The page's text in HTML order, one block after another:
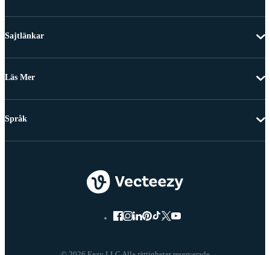
Sajtlänkar
Läs Mer
Språk